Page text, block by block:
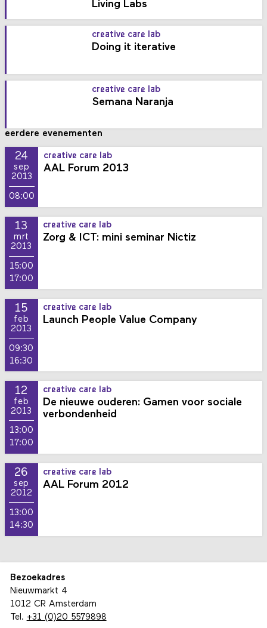
Living Labs
creative care lab
Doing it iterative
creative care lab
Semana Naranja
eerdere evenementen
24
sep
2013
08:00
creative care lab
AAL Forum 2013
13
mrt
2013
15:00
17:00
creative care lab
Zorg & ICT: mini seminar Nictiz
15
feb
2013
09:30
16:30
creative care lab
Launch People Value Company
12
feb
2013
13:00
17:00
creative care lab
De nieuwe ouderen: Gamen voor sociale
verbondenheid
26
sep
2012
13:00
14:30
creative care lab
AAL Forum 2012
Bezoekadres
Nieuwmarkt 4
1012 CR Amsterdam
Tel. +31 (0)20 5579898